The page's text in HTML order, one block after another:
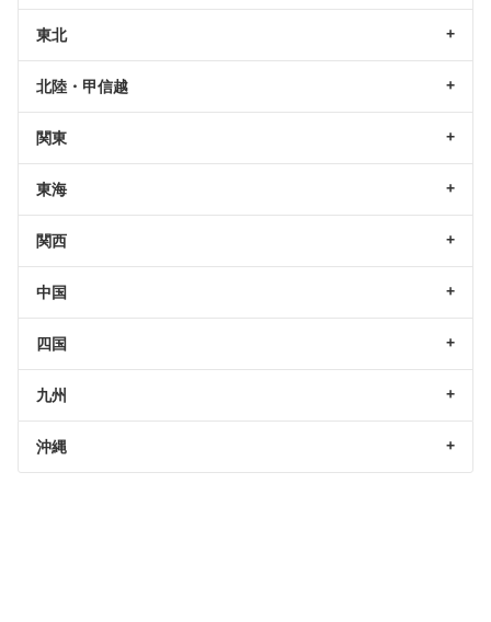
東北
北陸・甲信越
関東
東海
関西
中国
四国
九州
沖縄